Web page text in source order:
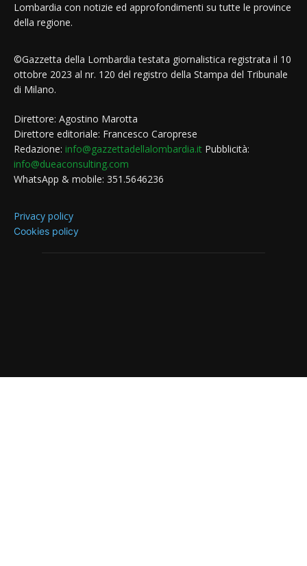
Lombardia con notizie ed approfondimenti su tutte le province
della regione.
©Gazzetta della Lombardia testata giornalistica registrata il 10
ottobre 2023 al nr. 120 del registro della Stampa del Tribunale
di Milano.
Direttore: Agostino Marotta
Direttore editoriale: Francesco Caroprese
Redazione: info@gazzettadellalombardia.it Pubblicità:
info@dueaconsulting.com
WhatsApp & mobile: 351.5646236
Privacy policy
Cookies policy